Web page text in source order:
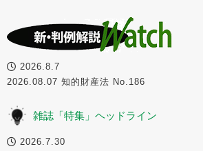
2026.8.7
2026.08.07 知的財産法 No.186
雑誌「特集」ヘッドライン
2026.7.30